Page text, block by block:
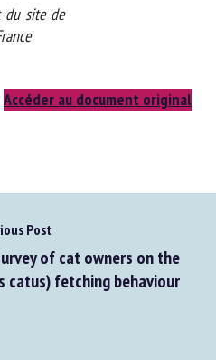
site de
Accéder au document original
Post
of cat owners on the
fetching behaviour
j'accepte que les
dans le cadre de la